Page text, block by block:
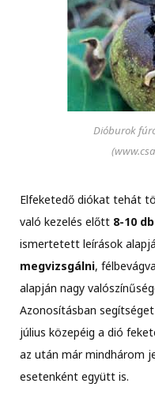
Dióburok
Elfeketedő diókat tehát
való kezelés előtt 8-10
ismertetett leírások
megvizsgálni,
alapján nagy
Azonosításban
július közepéig a dió
az után már mindhárom
esetenként együtt is.